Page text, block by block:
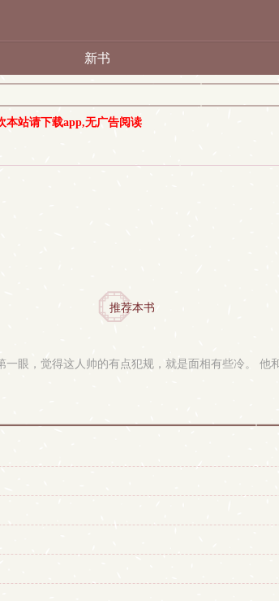
新书
本站请下载app,无广告阅读
推荐本书
眼，觉得这人帅的有点犯规，就是面相有些冷。